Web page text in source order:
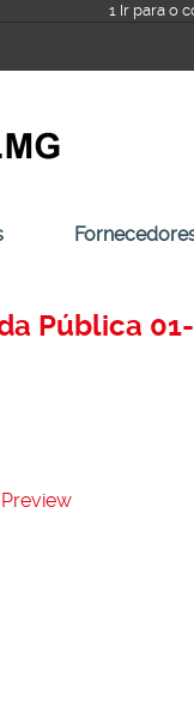
1 Ir para o
Pública 01-
Preview